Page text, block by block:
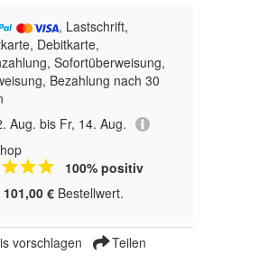
, Lastschrift,
Debitkarte,
Sofortüberweisung,
Bezahlung nach 30
Aug. bis Fr, 14. Aug.
100% positiv
101,00 € Bestellwert.
vorschlagen Teilen